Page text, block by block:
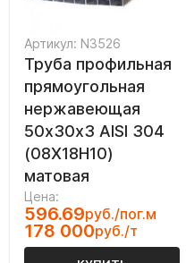
Артикул: N3526
Труба профильная
прямоугольная
нержавеющая
50х30х3 AISI 304
(08Х18Н10)
матовая
Цена:
596.69руб./пог.м
178 000руб./т